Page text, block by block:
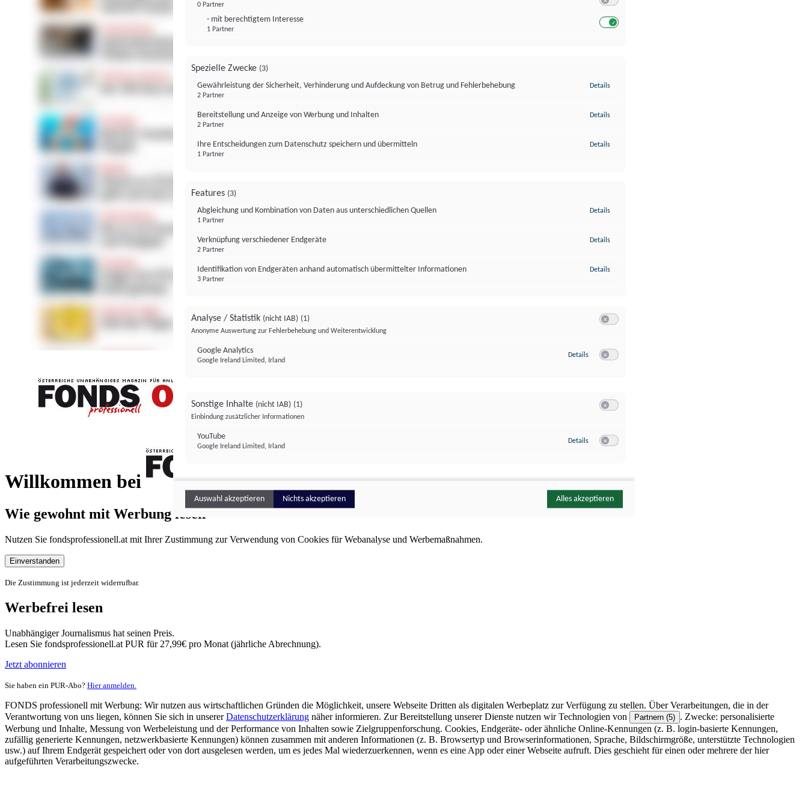
Willkommen bei
FONDS professionell
Wie gewohnt mit Werbung lesen
Nutzen Sie fondsprofessionell.at mit Ihrer Zustimmung zur Verwendung von Cookies für Webanalyse und Werbemaßnahmen.
Einverstanden
Die Zustimmung ist jederzeit widerrufbar.
Werbefrei lesen
Unabhängiger Journalismus hat seinen Preis.
Lesen Sie fondsprofessionell.at PUR für 27,99€ pro Monat (jährliche Abrechnung).
Jetzt abonnieren
Sie haben ein PUR-Abo? Hier anmelden.
FONDS professionell mit Werbung: Wir nutzen aus wirtschaftlichen Gründen die Möglichkeit, unsere Webseite Dritten als digitalen Werbeplatz zur Verfügung zu stellen. Über Verarbeitungen, die in der
Verantwortung von uns liegen, können Sie sich in unsererDatenschutzerklärung näher informieren. Zur Bereitstellung unserer Dienste nutzen wir Technologien von Partnern (5) . Zwecke: personalisierte
Werbung und Inhalte, Messung von Werbeleistung und der Performance von Inhalten sowie Zielgruppenforschung. Cookies, Endgeräte- oder ähnliche Online-Kennungen (z. B. login-basierte Kennungen,
zufällig generierte Kennungen, netzwerkbasierte Kennungen) können zusammen mit anderen Informationen (z. B. Browsertyp und Browserinformationen, Sprache, Bildschirmgröße, unterstützte Technologien
usw.) auf Ihrem Endgerät gespeichert oder von dort ausgelesen werden, um es jedes Mal wiederzuerkennen, wenn es eine App oder einer Webseite aufruft. Dies geschieht für einen oder mehrere der hier
aufgeführten Verarbeitungszwecke.
0 Partner
- mit berechtigtem Interesse
1 Partner
Spezielle Zwecke (3)
Gewährleistung der Sicherheit, Verhinderung und Aufdeckung von Betrug und Fehlerbehebung
2 Partner
Details
Bereitstellung und Anzeige von Werbung und Inhalten
2 Partner
Details
Ihre Entscheidungen zum Datenschutz speichern und übermitteln
1 Partner
Details
Features (3)
Abgleichung und Kombination von Daten aus unterschiedlichen Quellen
1 Partner
Details
Verknüpfung verschiedener Endgeräte
2 Partner
Details
Identifikation von Endgeräten anhand automatisch übermittelter Informationen
3 Partner
Details
Analyse / Statistik (nicht IAB) (1)
Anonyme Auswertung zur Fehlerbehebung und Weiterentwicklung
Google Analytics
Google Ireland Limited, Irland
Details zu Google Analytics
Sonstige Inhalte (nicht IAB) (1)
Einbindung zusätzlicher Informationen
YouTube
Google Ireland Limited, Irland
Details zu YouTube
Auswahl akzeptieren Nichts akzeptieren Alles akzeptieren